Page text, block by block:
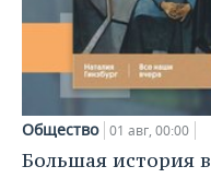
Общество 01 авг, 00:00
Большая история